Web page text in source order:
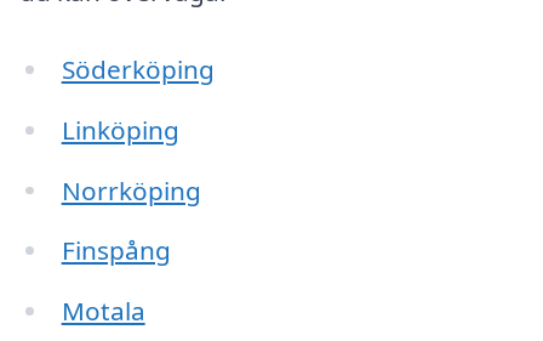
Söderköping
Linköping
Norrköping
Finspång
Motala